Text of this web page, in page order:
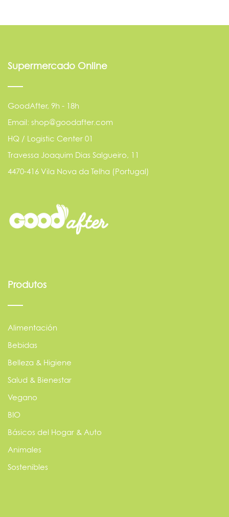
Supermercado Online
GoodAfter, 9h - 18h
Email: shop@goodafter.com
HQ / Logistic Center 01
Travessa Joaquim Dias Salgueiro, 11
4470-416 Vila Nova da Telha (Portugal)
Produtos
Alimentación
Bebidas
Belleza & Higiene
Salud & Bienestar
Vegano
BIO
Básicos del Hogar & Auto
Animales
Sostenibles